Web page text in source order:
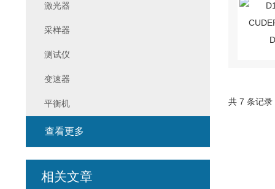
共 7 条记
激光器
采样器
测试仪
变速器
平衡机
查看更多
相关文章